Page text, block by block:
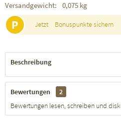
Versandgewicht:
0,075 kg
P Jetzt Bonuspunkte sichern
Beschreibung
Bewertungen
2
Bewertungen lesen, schreiben und